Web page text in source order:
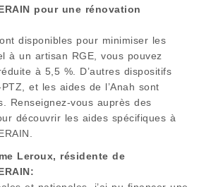
pour une rénovation
disponibles pour minimiser les
à un artisan RGE, vous pouvez
à 5,5 %. D’autres dispositifs
et les aides de l’Anah sont
Renseignez-vous auprès des
découvrir les aides spécifiques à
Leroux, résidente de
: